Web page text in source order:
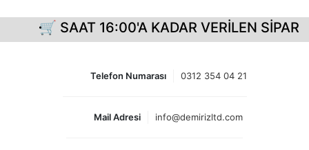
🛒 SAAT 16:00'A KADAR VERİLEN
Telefon Numarası 0312 354 04 21
Mail Adresi info@demirizltd.com